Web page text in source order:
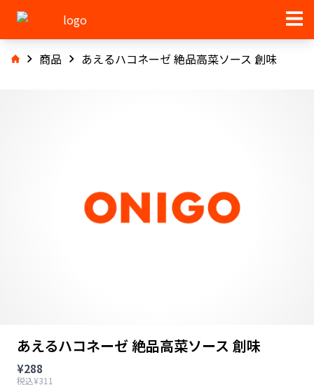
商品 あえるハコネーゼ 絶品高菜ソース 創味
あえるハコネーゼ 絶品高菜ソース 創味
¥288
税込¥311